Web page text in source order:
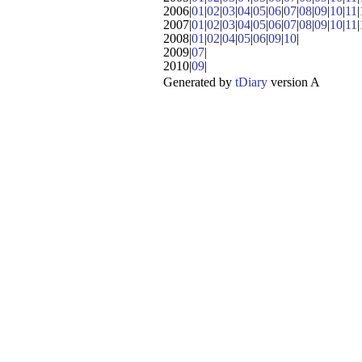
2006|01 |02|03|04|05|06|07|08|09|10|11 |
2007|01 |02|03|04|05|06|07|08|09|10|11 |
2008|01 |02|04|05|06|09|10|
2009|07|
2010|09|
Generated by tDiaryversion A